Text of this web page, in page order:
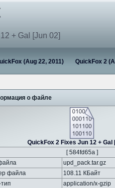
+ Gal [Jun 02]
(Aug 22, 2011) QuickFox 2
о файле
QuickFox 2 Fixes Jun 12 + Gal
[ 584fd65a ]
upd_pack.tar.gz
файла
108.11 КБайт
application/x-gzip